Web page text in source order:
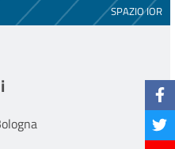
SPAZIO IOR